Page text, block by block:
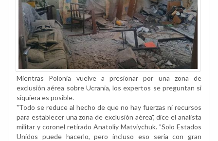
Mientras Polonia vuelve a presionar por una zona de
exclusión aérea sobre Ucrania, los expertos se preguntan si
siquiera es posible.
"Todo se reduce al hecho de que no hay fuerzas ni recursos
para establecer una zona de exclusión aérea", dice el analista
militar y coronel retirado Anatoliy Matviychuk. "Solo Estados
Unidos puede hacerlo, pero incluso eso sería con gran